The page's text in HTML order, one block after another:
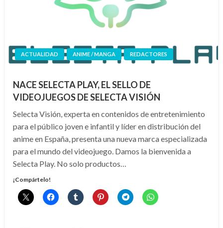
ACTUALIDAD ANIME / MANGA REDACTORES
NACE SELECTA PLAY, EL SELLO DE
VIDEOJUEGOS DE SELECTA VISIÓN
Selecta Visión, experta en contenidos de entretenimiento
para el público joven e infantil y líder en distribución del
anime en España, presenta una nueva marca especializada
para el mundo del videojuego. Damos la bienvenida a
Selecta Play. No solo productos…
¡Compártelo!